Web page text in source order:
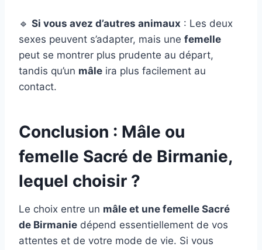
🔹 Si vous avez d’autres animaux : Les deux
sexes peuvent s’adapter, mais une femelle
peut se montrer plus prudente au départ,
tandis qu’un mâle ira plus facilement au
contact.
Conclusion : Mâle ou
femelle Sacré de Birmanie,
lequel choisir ?
Le choix entre un mâle et une femelle Sacré
de Birmanie dépend essentiellement de vos
attentes et de votre mode de vie. Si vous